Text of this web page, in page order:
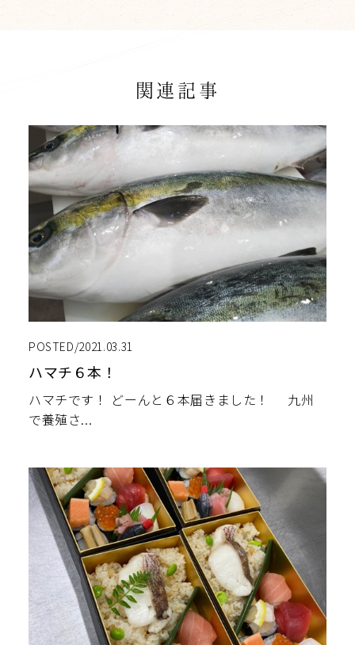
関連記事
POSTED/2021.03.31
ハマチ６本！
ハマチです！ どーんと６本届きました！ 九州
で養殖さ...